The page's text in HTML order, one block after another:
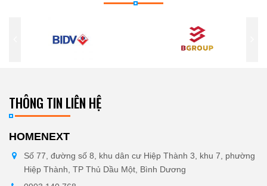
THÔNG TIN LIÊN HỆ
HOMENEXT
Số 77, đường số 8, khu dân cư Hiệp Thành 3, khu 7, phường
Hiệp Thành, TP Thủ Dầu Một, Bình Dương